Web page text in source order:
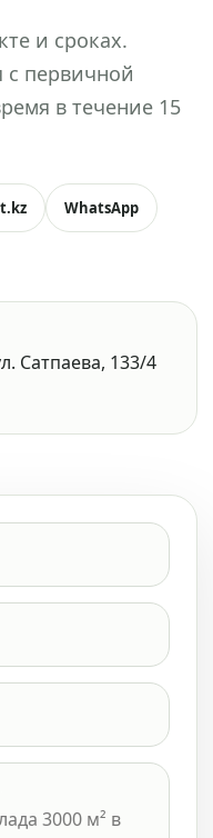
и сроках.
с первичной
в течение 15
WhatsApp
Сатпаева, 133/4